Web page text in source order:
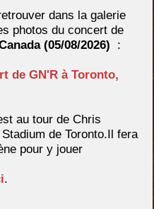
dans la galerie
photos du concert de
(05/08/2026) :
de GN'R à Toronto,
au tour de Chris
de Toronto.Il fera
pour y jouer
.